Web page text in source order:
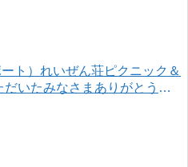
ト）れいぜん荘ピクニック＆
いたみなさまありがとうご